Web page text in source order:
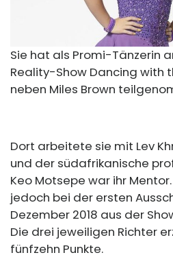
Sie hat als Promi-Tänzerin
Reality-Show Dancing with
neben Miles Brown
Dort arbeitete sie mit Lev
und der südafrikanische
Keo Motsepe war ihr
jedoch bei der ersten
Dezember 2018 aus der
Die drei jeweiligen Richter
fünfzehn Punkte.